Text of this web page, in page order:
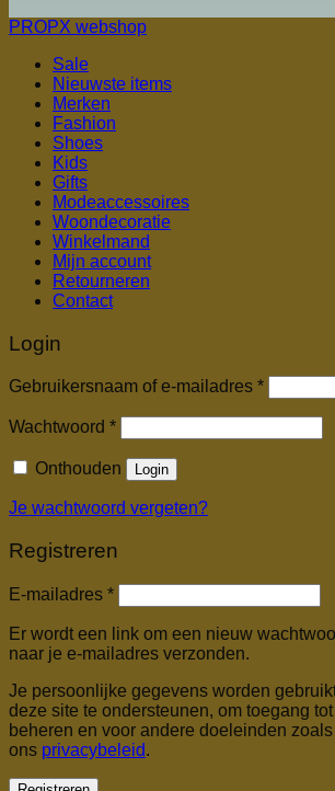
PROPX webshop
Sale
Nieuwste items
Merken
Fashion
Shoes
Kids
Gifts
Modeaccessoires
Woondecoratie
Winkelmand
Mijn account
Retourneren
Contact
Login
Gebruikersnaam of e-mailadres *Vereist
Wachtwoord *Vereist
Onthouden Login
Je wachtwoord vergeten?
Registreren
E-mailadres *Vereist
Er wordt een link om een nieuw
naar je e-mailadres verzonden.
Je persoonlijke gegevens worden
deze site te ondersteunen, om toegang
beheren en voor andere doeleinden
ons privacybeleid.